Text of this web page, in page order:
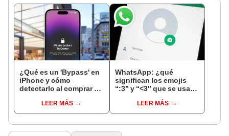
¿Qué es un 'Bypass' en
iPhone y cómo
detectarlo al comprar un
LEER MÁS
WhatsApp: ¿qué
significan los emojis
“:3” y “<3″ que se usan
LEER MÁS